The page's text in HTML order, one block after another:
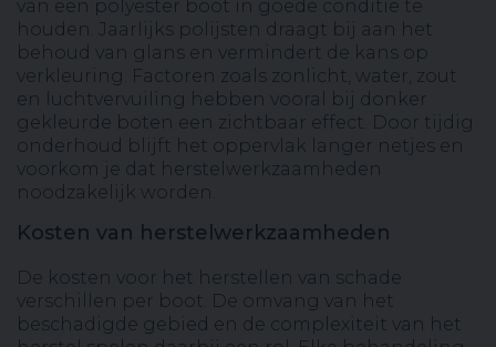
van een polyester boot in goede conditie te
houden. Jaarlijks polijsten draagt bij aan het
behoud van glans en vermindert de kans op
verkleuring. Factoren zoals zonlicht, water, zout
en luchtvervuiling hebben vooral bij donker
gekleurde boten een zichtbaar effect. Door tijdig
onderhoud blijft het oppervlak langer netjes en
voorkom je dat herstelwerkzaamheden
noodzakelijk worden.
Kosten van herstelwerkzaamheden
De kosten voor het herstellen van schade
verschillen per boot. De omvang van het
beschadigde gebied en de complexiteit van het